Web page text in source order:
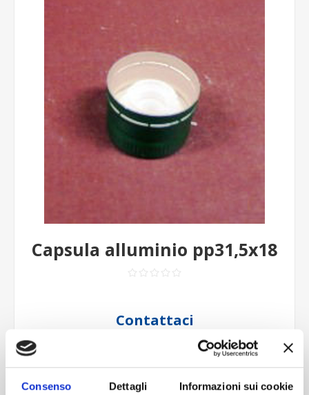
Consenso Dettagli Informazioni sui cookie
Capsula alluminio pp31,5x18
Contattaci
Imboccatura:T.vite pp31,5o
Peso (gr):0